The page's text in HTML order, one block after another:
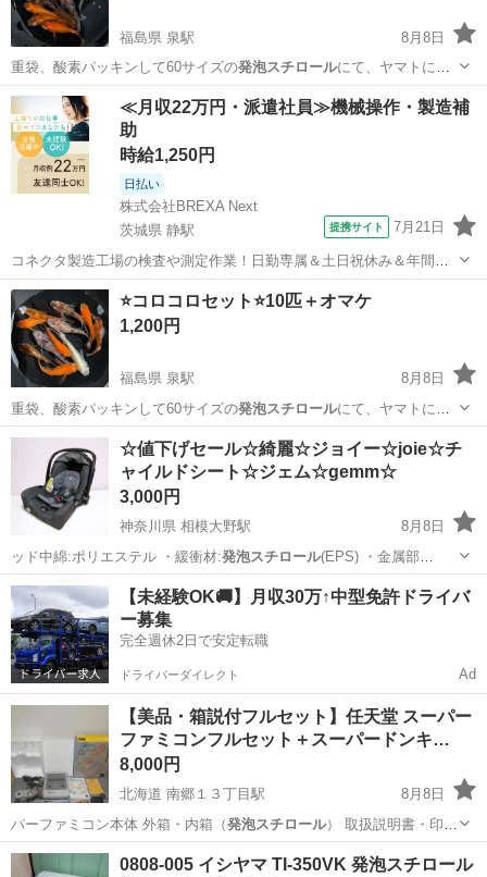
福島県 泉駅
8月8日
重袋、酸素パッキンして60サイズの発泡スチロールにて、ヤマトにて
元払いにて発送致し…
福島 福島市 泉駅 その他 ダルマ
≪月収22万円・派遣社員≫機械操作・製造補
助
時給1,250円
日払い
株式会社BREXA Next
茨城県 静駅
提携サイト 7月21日
コネクタ製造工場の検査や測定作業！日勤専属＆土日祝休み＆年間休
日128日★クリーンルーム内作業★マイカー通勤OK＆無料駐車場あり
★就業先食堂利用可！日払い制度あり！《茨城県常陸大宮市》 人気の
工場のお仕事 ◇コネクタ製造工...
茨城 常陸大宮市 その他
⭐️コロコロセット⭐️10匹＋オマケ
1,200円
福島県 泉駅
8月8日
重袋、酸素パッキンして60サイズの発泡スチロールにて、ヤマトにて
元払いにて発送致し…
福島 福島市 泉駅 めだか
☆値下げセール☆綺麗☆ジョイー☆joie☆チ
ャイルドシート☆ジェム☆gemm☆
3,000円
神奈川県 相模大野駅
8月8日
ッド中綿:ポリエステル ・緩衝材:発泡スチロール(EPS) ・金属部
分:CQCRS…
神奈川 相模原市 相模大野駅 ベビー用品
【未経験OK🚚】月収30万↑中型免許ドライバ
ー募集
完全週休2日で安定転職
ドライバーダイレクト Ad
【美品・箱説付フルセット】任天堂 スーパー
ファミコンフルセット＋スーパードンキ…
8,000円
北海道 南郷１３丁目駅
8月8日
パーファミコン本体 外箱・内箱（発泡スチロール） 取扱説明書・印刷
物 純正コ…
北海道 札幌市 南郷１３丁目駅 テレビゲーム
0808-005 イシヤマ TI-350VK 発泡スチロール